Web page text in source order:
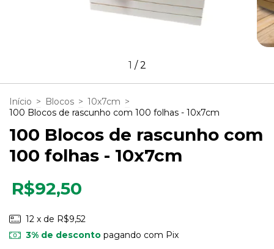
1 /2
Início > Blocos > 10x7cm >
100 Blocos de rascunho com 100 folhas - 10x7cm
100 Blocos de rascunho com
100 folhas - 10x7cm
R$92,50
12 x de R$9,52
3% de descontopagando com Pix